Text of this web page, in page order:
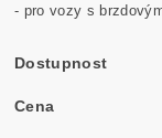
- pro vozy s
Dostupnost
Cena